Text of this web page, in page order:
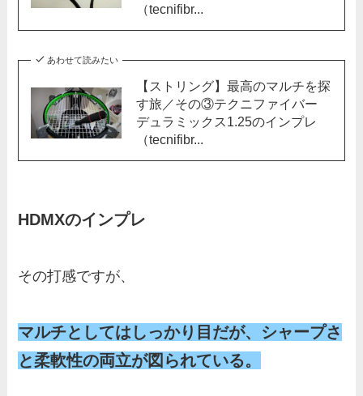
（tecnifibr...
あわせて読みたい
【ストリング】最高のマルチを探
す旅／その③テクニファイバー
デュラミックス1.25のインプレ
（tecnifibr...
HDMXのインプレ
その打感ですが、
マルチとしてはしっかり目だが、シャープさ
と柔軟性の両立が図られている。